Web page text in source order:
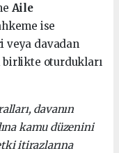
Aile
ise
veya davadan
birlikte oturdukları
davanın
kamu düzenini
itirazlarına